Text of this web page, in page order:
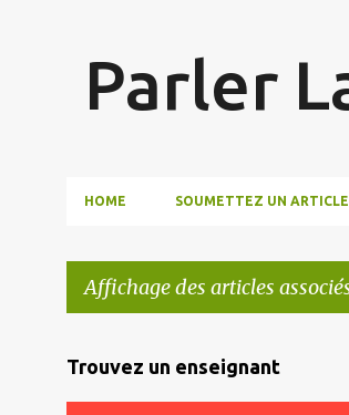
Parler
HOME SOUMETTEZ UN ARTICLE
Affichage des articles
A
r
Trouvez un enseignant